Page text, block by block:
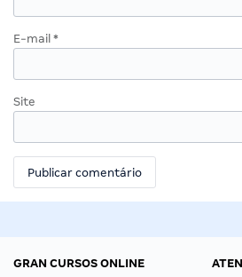
E-mail *
Site
GRAN CURSOS ONLINE